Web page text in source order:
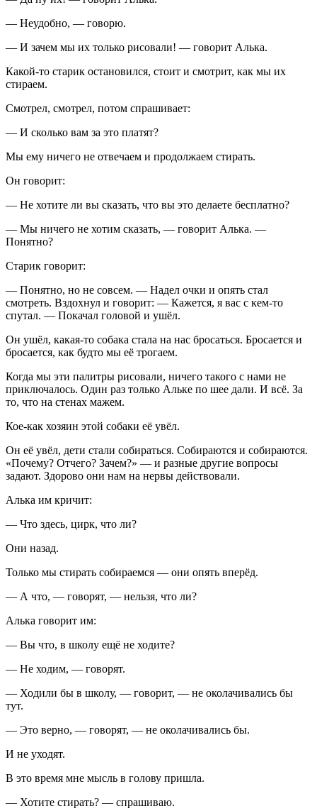
— Неудобно, — говорю.
— И зачем мы их только рисовали! — говорит Алька.
Какой-то старик остановился, стоит и смотрит, как мы их
стираем.
Смотрел, смотрел, потом спрашивает:
— И сколько вам за это платят?
Мы ему ничего не отвечаем и продолжаем стирать.
Он говорит:
— Не хотите ли вы сказать, что вы это делаете бесплатно?
— Мы ничего не хотим сказать, — говорит Алька. —
Понятно?
Старик говорит:
— Понятно, но не совсем. — Надел очки и опять стал
смотреть. Вздохнул и говорит: — Кажется, я вас с кем-то
спутал. — Покачал головой и ушёл.
Он ушёл, какая-то собака стала на нас бросаться. Бросается и
бросается, как будто мы её трогаем.
Когда мы эти палитры рисовали, ничего такого с нами не
приключалось. Один раз только Альке по шее дали. И всё. За
то, что на стенах мажем.
Кое-как хозяин этой собаки её увёл.
Он её увёл, дети стали собираться. Собираются и собираются.
«Почему? Отчего? Зачем?» — и разные другие вопросы
задают. Здорово они нам на нервы действовали.
Алька им кричит:
— Что здесь, цирк, что ли?
Они назад.
Только мы стирать собираемся — они опять вперёд.
— А что, — говорят, — нельзя, что ли?
Алька говорит им:
— Вы что, в школу ещё не ходите?
— Не ходим, — говорят.
— Ходили бы в школу, — говорит, — не околачивались бы
тут.
— Это верно, — говорят, — не околачивались бы.
И не уходят.
В это время мне мысль в голову пришла.
— Хотите стирать? — спрашиваю.